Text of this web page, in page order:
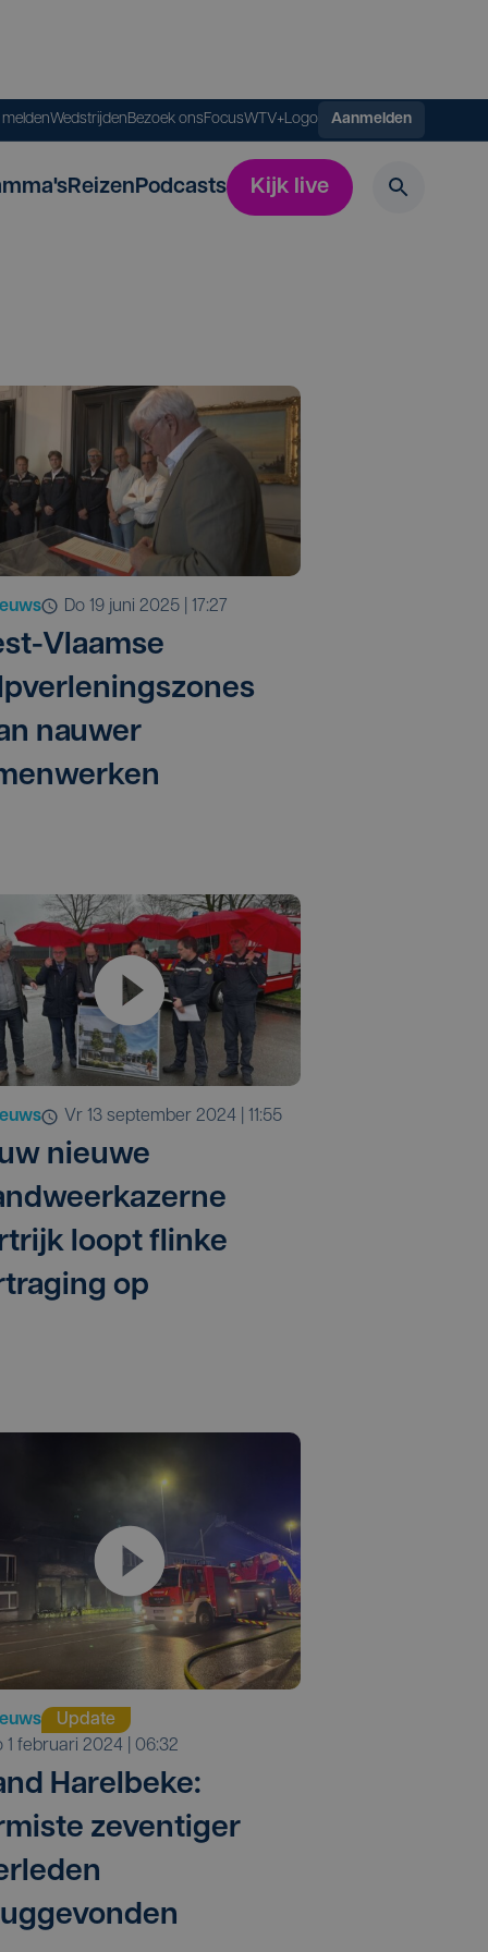
WedstrijdenBezoek onsFocusWTV+Logo Aanmelden
ReizenPodcasts Kijk live
do 19 juni 2025 | 17:27
Vlaamse
nauwer
vr 13 september 2024 | 11:55
nieuwe
loopt flinke
op
Update
1 februari 2024 | 06:32
Harelbeke:
zeventiger